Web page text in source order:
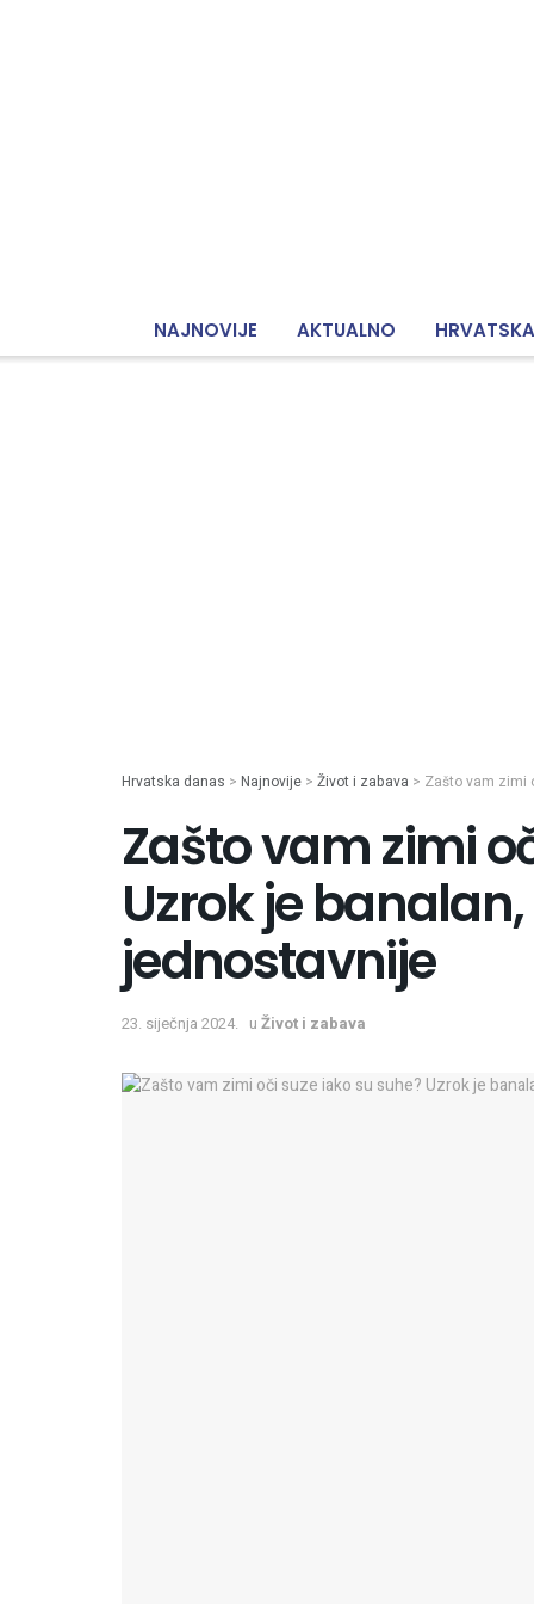
NAJNOVIJE AKTUALNO HRVATSKA
Hrvatska danas > Najnovije > Život i zabava > Zašto vam zimi
Zašto vam zimi
Uzrok je
jednostavnije
23. siječnja 2024. u Život i zabava